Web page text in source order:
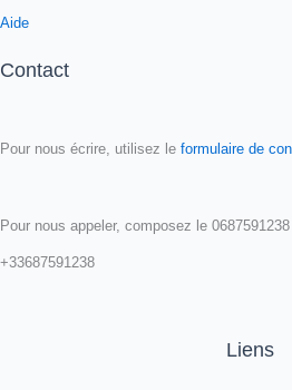
Aide
Contact
Pour nous écrire, utilisez le formulaire de
Pour nous appeler, composez le
+33687591238
Liens